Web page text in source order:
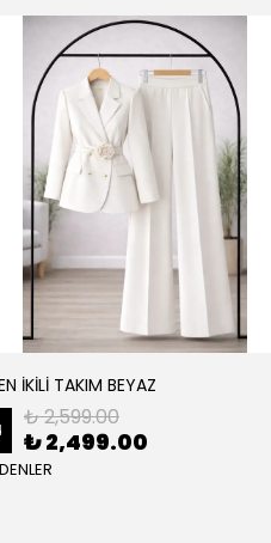
İKİLİ TAKIM BEYAZ
₺ 2,599.00
₺ 2,499.00